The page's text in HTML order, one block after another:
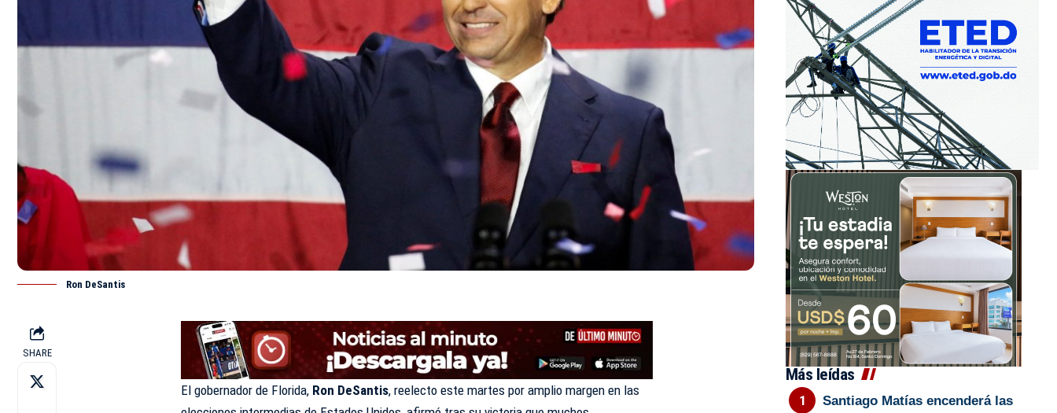
Ron DeSantis
SHARE
El gobernador de Florida, Ron DeSantis, reelecto este martes por amplio margen en las
Más leídas
Santiago Matías encenderá las